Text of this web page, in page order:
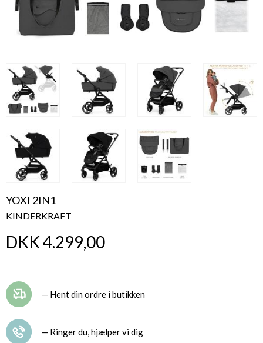
YOXI 2IN1
KINDERKRAFT
DKK 4.299,00
— Hent din ordre i butikken
— Ringer du, hjælper vi dig